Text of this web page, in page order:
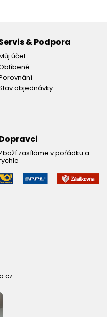
& Podpora
účet
objednávky
zasíláme v pořádku a